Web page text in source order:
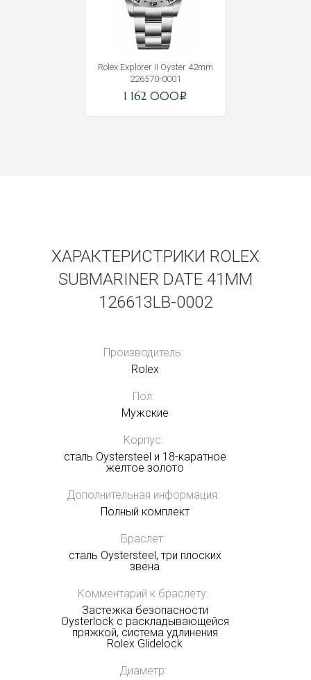
Rolex Explorer II Oyster 42mm
226570-0001
1 162 000i
ХАРАКТЕРИСТРИКИ ROLEX
SUBMARINER DATE 41ММ
126613LB-0002
Производитель:
Rolex
Пол:
Мужские
Корпус:
сталь Oystersteel и 18-каратное
желтое золото
Дополнительная информация:
Полный комплект
Браслет:
cталь Oystersteel, три плоских
звена
Комментарий к браслету:
Застежка безопасности
Oysterlock с раскладывающейся
пряжкой, система удлинения
Rolex Glidelock
Диаметр: